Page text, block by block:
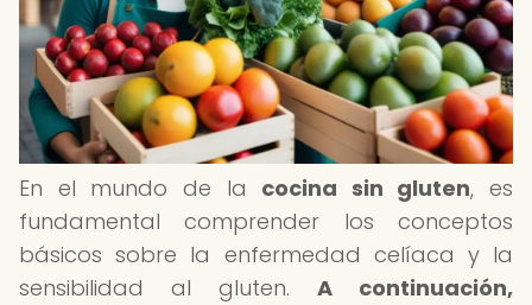
En el mundo de la cocina sin gluten, es
fundamental comprender los conceptos
básicos sobre la enfermedad celíaca y la
sensibilidad al gluten. A continuación,